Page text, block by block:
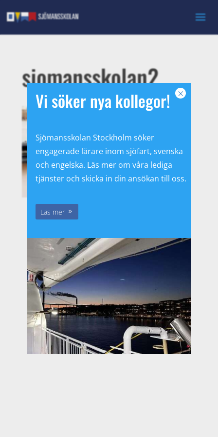
sjomansskolan2 ×
Vi söker nya kollegor!
Sjömansskolan Stockholm söker
engagerade lärare inom sjöfart, svenska
och engelska. Läs mer om våra lediga
tjänster och skicka in din ansökan till oss.
Läs mer